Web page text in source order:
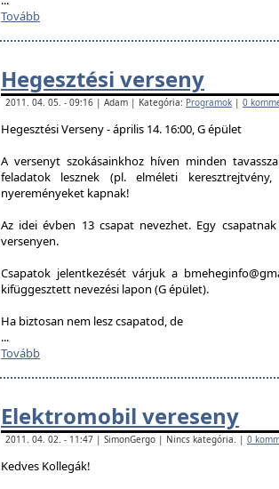
Tovább
Hegesztési verseny
2011. 04. 05. - 09:16 | Adam | Kategória: Programok | 0
Hegesztési Verseny - április 14. 16:00, G épület
A versenyt szokásainkhoz híven minden
feladatok lesznek (pl. elméleti
nyereményeket kapnak!
Az idei évben 13 csapat nevezhet. Egy
versenyen.
Csapatok jelentkezését várjuk a
kifüggesztett nevezési lapon (G épület).
Ha biztosan nem lesz csapatod, de
...
Tovább
Elektromobil vereseny
2011. 04. 02. - 11:47 | SimonGergo | Nincs kategória. | 0
Kedves Kollegák!